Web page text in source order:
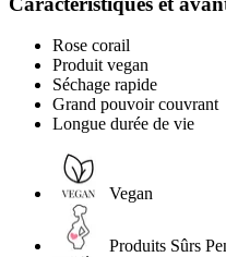
Rose corail
Produit vegan
Séchage rapide
Grand pouvoir couvrant
Longue durée de vie
Vegan
Produits Sûrs